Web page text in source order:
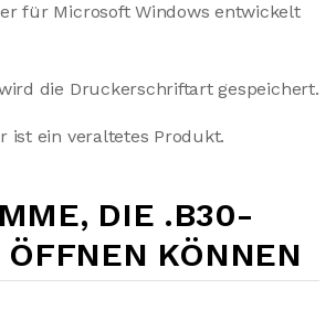
für Microsoft Windows entwickelt
die Druckerschriftart gespeichert.
ist ein veraltetes Produkt.
DIE .B30-
ÖFFNEN KÖNNEN